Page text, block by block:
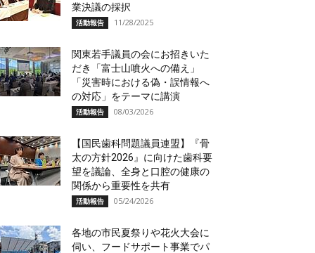
業決議の採択
活動報告 11/28/2025
関東若手議員の会にお招きいた
だき「富士山噴火への備え」
「災害時における偽・誤情報へ
の対応」をテーマに講演
活動報告 08/03/2026
【国民歯科問題議員連盟】『骨
太の方針2026』に向けた歯科要
望を議論、全身と口腔の健康の
関係から重要性を共有
活動報告 05/24/2026
各地の市民夏祭りや花火大会に
伺い、フードサポート事業でパ